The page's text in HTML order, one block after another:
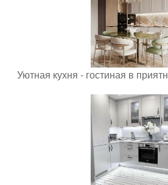
Уютная кухня - гостиная в